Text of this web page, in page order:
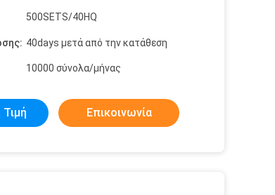
500SETS/40HQ
40days μετά από την κατάθεση
10000 σύνολα/μήνας
Επικοινωνία